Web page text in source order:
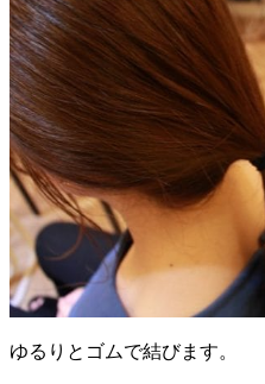
ゆるりとゴムで結びます。